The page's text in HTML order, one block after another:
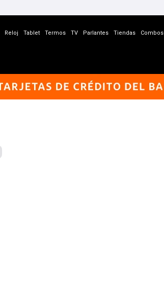
Reloj Tablet Termos TV Parlantes Tiendas Combos